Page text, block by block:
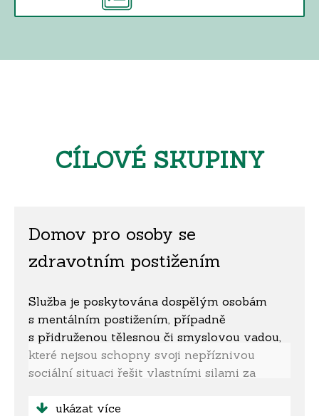
CÍLOVÉ SKUPINY
Domov pro osoby se
zdravotním postižením
Služba je poskytována dospělým osobám
s mentálním postižením, případně
s přidruženou tělesnou či smyslovou vadou,
které nejsou schopny svoji nepříznivou
sociální situaci řešit vlastními silami za
terénních služeb.
ukázat více